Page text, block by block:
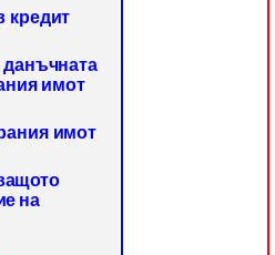
кредит
данъчната
имот
имот
на